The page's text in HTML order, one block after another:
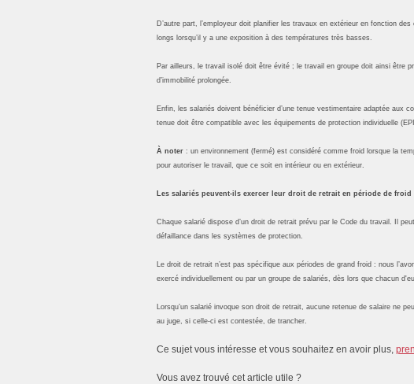
D’autre part, l’employeur doit planifier les travaux en extérieur en fonction
longs lorsqu’il y a une exposition à des températures très basses.
Par ailleurs, le travail isolé doit être évité ; le travail en groupe doit ainsi être
d’immobilité prolongée.
Enfin, les salariés doivent bénéficier d’une tenue vestimentaire adaptée
tenue doit être compatible avec les équipements de protection individuelle
À noter : un environnement (fermé) est considéré comme froid lorsque la
pour autoriser le travail, que ce soit en intérieur ou en extérieur.
Les salariés peuvent-ils exercer leur droit de retrait en période de froid
Chaque salarié dispose d’un droit de retrait prévu par le Code du travail. Il
défaillance dans les systèmes de protection.
Le droit de retrait n’est pas spécifique aux périodes de grand froid : nous
exercé individuellement ou par un groupe de salariés, dès lors que chacun
Lorsqu’un salarié invoque son droit de retrait, aucune retenue de salaire ne
au juge, si celle-ci est contestée, de trancher.
Ce sujet vous intéresse et vous souhaitez en avoir plus,
Vous avez trouvé cet article utile ?